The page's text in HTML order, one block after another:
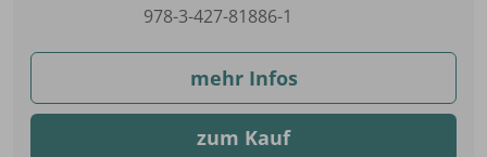
978-3-427-81886-1
mehr Infos
zum Kauf